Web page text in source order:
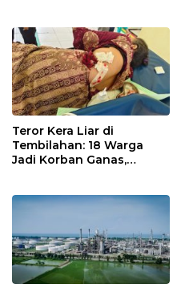
Pekanbaru!
Teror Kera Liar di
Tembilahan: 18 Warga
Jadi Korban Ganas,